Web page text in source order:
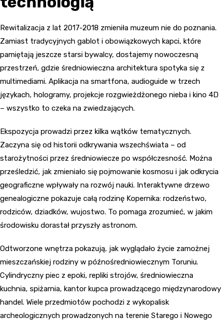
Rewitalizacja z lat 2017-2018 zmieniła muzeum nie do poznania.
Zamiast tradycyjnych gablot i obowiązkowych kapci, które
pamiętają jeszcze starsi bywalcy, dostajemy nowoczesną
przestrzeń, gdzie średniowieczna architektura spotyka się z
multimediami. Aplikacja na smartfona, audioguide w trzech
językach, hologramy, projekcje rozgwieżdżonego nieba i kino 4D
– wszystko to czeka na zwiedzających.
Ekspozycja prowadzi przez kilka wątków tematycznych.
Zaczyna się od historii odkrywania wszechświata – od
starożytności przez średniowiecze po współczesność. Można
prześledzić, jak zmieniało się pojmowanie kosmosu i jak odkrycia
geograficzne wpływały na rozwój nauki. Interaktywne drzewo
genealogiczne pokazuje całą rodzinę Kopernika: rodzeństwo,
rodziców, dziadków, wujostwo. To pomaga zrozumieć, w jakim
środowisku dorastał przyszły astronom.
Odtworzone wnętrza pokazują, jak wyglądało życie zamożnej
mieszczańskiej rodziny w późnośredniowiecznym Toruniu.
Cylindryczny piec z epoki, repliki strojów, średniowieczna
kuchnia, spiżarnia, kantor kupca prowadzącego międzynarodowy
handel. Wiele przedmiotów pochodzi z wykopalisk
archeologicznych prowadzonych na terenie Starego i Nowego